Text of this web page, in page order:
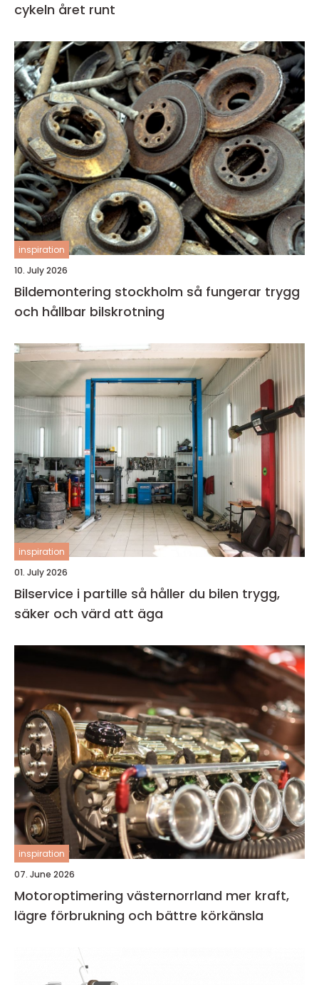
cykeln året runt
inspiration
10. July 2026
Bildemontering stockholm så fungerar trygg
och hållbar bilskrotning
inspiration
01. July 2026
Bilservice i partille så håller du bilen trygg,
säker och värd att äga
inspiration
07. June 2026
Motoroptimering västernorrland mer kraft,
lägre förbrukning och bättre körkänsla